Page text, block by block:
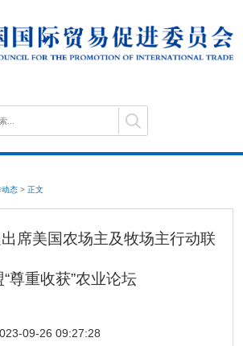
动态 > 正文
席美国农场主及牧场主行动联
“尊重收获”农业论坛
09-26 09:27:28